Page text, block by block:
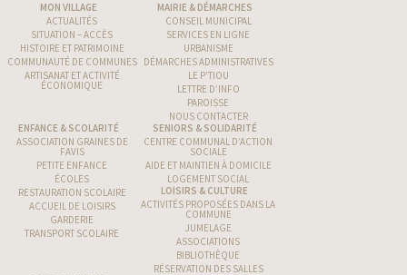
MON VILLAGE
ACTUALITÉS
SITUATION – ACCÈS
HISTOIRE ET PATRIMOINE
COMMUNAUTÉ DE COMMUNES
ARTISANAT ET ACTIVITÉ
ÉCONOMIQUE
MAIRIE & DÉMARCHES
CONSEIL MUNICIPAL
SERVICES EN LIGNE
URBANISME
DÉMARCHES ADMINISTRATIVES
LE P’TIOU
LETTRE D’INFO
PAROISSE
NOUS CONTACTER
ENFANCE & SCOLARITÉ
ASSOCIATION GRAINES DE
FAVIS
PETITE ENFANCE
ÉCOLES
RESTAURATION SCOLAIRE
ACCUEIL DE LOISIRS
GARDERIE
TRANSPORT SCOLAIRE
SENIORS & SOLIDARITÉ
CENTRE COMMUNAL D’ACTION
SOCIALE
AIDE ET MAINTIEN À DOMICILE
LOGEMENT SOCIAL
LOISIRS & CULTURE
ACTIVITÉS PROPOSÉES DANS LA
COMMUNE
JUMELAGE
ASSOCIATIONS
BIBLIOTHÈQUE
RÉSERVATION DES SALLES